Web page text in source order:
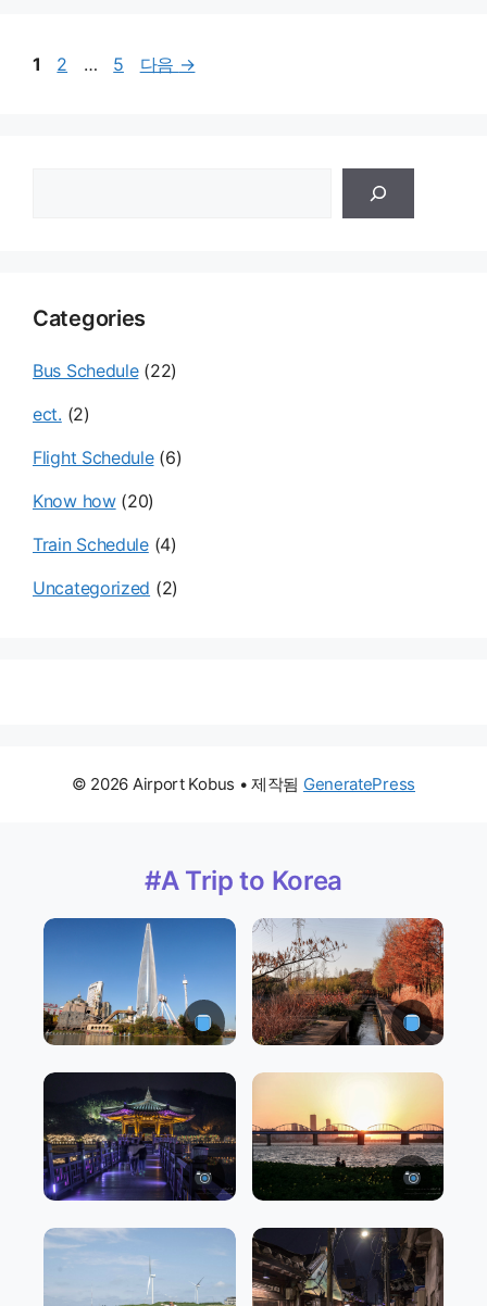
페
1
페
2 …
페
5 다음 →
Categories
Bus Schedule(22)
ect. (2)
Flight Schedule(6)
Know how(20)
Train Schedule(4)
Uncategorized (2)
© 2026 Airport Kobus • 제작됨 GeneratePress
#A Trip to Korea